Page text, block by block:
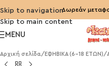
Skip to navigation
Skip to main content
Δωρεάν
MENU
Αρχική σελίδα/ ΕΦΗΒΙΚΑ (6-18 ΕΤΩΝ)/